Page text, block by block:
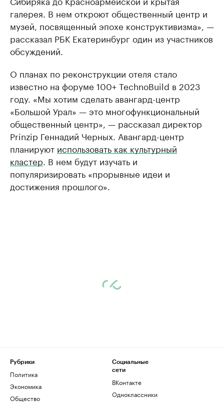
галерея. В нем откроют общественный центр и
музей, посвященный эпохе конструктивизма», —
рассказал РБК Екатеринбург один из участников
обсуждений.
О планах по реконструкции отеля стало
известно на форуме 100+ TechnoBuild в 2023
году. «Мы хотим сделать авангард-центр
«Большой Урал» — это многофункциональный
общественный центр», — рассказал директор
Prinzip Геннадий Черных. Авангард-центр
планируют использовать как культурный
кластер. В нем будут изучать и
популяризировать «прорывные идеи и
достижения прошлого».
Рубрики
Политика
Экономика
Общество
Социальные
сети
ВКонтакте
Одноклассники